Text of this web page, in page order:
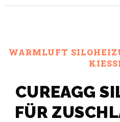
WARMLUFT
CUREAGG
FÜR